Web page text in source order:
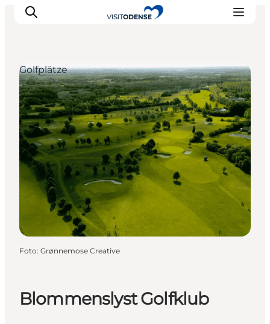
Odense erleben
Veranstaltungen
Reiseplanung
Inspiration
Blommenslyst Golfklub
Golfplätze
Foto: Grønnemose Creative